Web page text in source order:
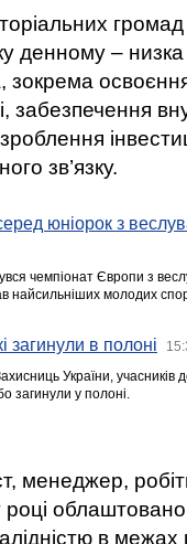
громад
денному –
освоєння
забезпечення
зв’язку.
юніорок з
чемпіонат Європи з
найсильніших молодих
загинули в полоні
України,
загинули у полоні.
менеджер,
в межах